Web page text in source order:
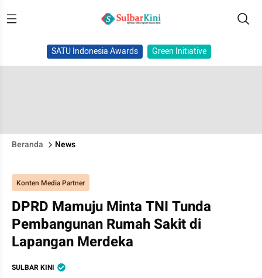
SATU Indonesia Awards Green Initiative
Beranda News
Konten Media Partner
DPRD Mamuju Minta TNI Tunda
Pembangunan Rumah Sakit di
Lapangan Merdeka
SULBAR KINI